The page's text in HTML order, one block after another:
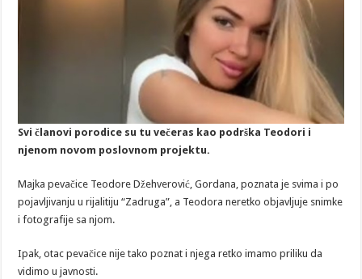
Svi članovi porodice su tu večeras kao podrška Teodori i
njenom novom poslovnom projektu.
Majka pevačice Teodore Džehverović, Gordana, poznata je svima i po
pojavljivanju u rijalitiju “Zadruga”, a Teodora neretko objavljuje snimke
i fotografije sa njom.
Ipak, otac pevačice nije tako poznat i njega retko imamo priliku da
vidimo u javnosti.